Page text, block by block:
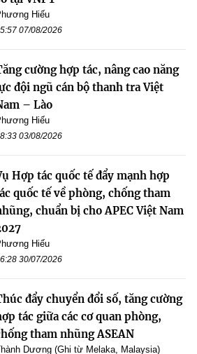
Hiếu
07/08/2026
cường hợp tác, nâng cao năng
đội ngũ cán bộ thanh tra Việt
– Lào
Hiếu
03/08/2026
Hợp tác quốc tế đẩy mạnh hợp
quốc tế về phòng, chống tham
chuẩn bị cho APEC Việt Nam
Hiếu
30/07/2026
đẩy chuyển đổi số, tăng cường
tác giữa các cơ quan phòng,
tham nhũng ASEAN
Dương (Ghi từ Melaka, Malaysia)